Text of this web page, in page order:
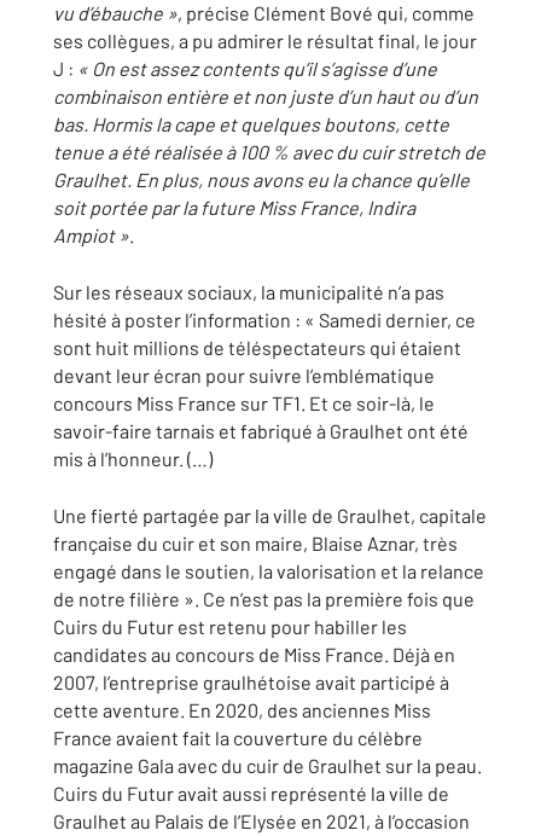
vu d’ébauche », précise Clément Bové qui, comme
ses collègues, a pu admirer le résultat final, le jour
J : « On est assez contents qu’il s’agisse d’une
combinaison entière et non juste d’un haut ou d’un
bas. Hormis la cape et quelques boutons, cette
tenue a été réalisée à 100 % avec du cuir stretch de
Graulhet. En plus, nous avons eu la chance qu’elle
soit portée par la future Miss France, Indira
Ampiot ».
Sur les réseaux sociaux, la municipalité n’a pas
hésité à poster l’information : « Samedi dernier, ce
sont huit millions de téléspectateurs qui étaient
devant leur écran pour suivre l’emblématique
concours Miss France sur TF1. Et ce soir-là, le
savoir-faire tarnais et fabriqué à Graulhet ont été
mis à l’honneur. (…)
Une fierté partagée par la ville de Graulhet, capitale
française du cuir et son maire, Blaise Aznar, très
engagé dans le soutien, la valorisation et la relance
de notre filière ». Ce n’est pas la première fois que
Cuirs du Futur est retenu pour habiller les
candidates au concours de Miss France. Déjà en
2007, l’entreprise graulhétoise avait participé à
cette aventure. En 2020, des anciennes Miss
France avaient fait la couverture du célèbre
magazine Gala avec du cuir de Graulhet sur la peau.
Cuirs du Futur avait aussi représenté la ville de
Graulhet au Palais de l’Elysée en 2021, à l’occasion